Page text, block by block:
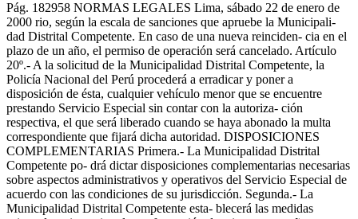
Pág. 182958 NORMAS LEGALES Lima, sábado 22 de enero de
2000 rio, según la escala de sanciones que apruebe la Municipali-
dad Distrital Competente. En caso de una nueva reinciden- cia en el
plazo de un año, el permiso de operación será cancelado. Artículo
20º.- A la solicitud de la Municipalidad Distrital Competente, la
Policía Nacional del Perú procederá a erradicar y poner a
disposición de ésta, cualquier vehículo menor que se encuentre
prestando Servicio Especial sin contar con la autoriza- ción
respectiva, el que será liberado cuando se haya abonado la multa
correspondiente que fijará dicha autoridad. DISPOSICIONES
COMPLEMENTARIAS Primera.- La Municipalidad Distrital
Competente po- drá dictar disposiciones complementarias necesarias
sobre aspectos administrativos y operativos del Servicio Especial de
acuerdo con las condiciones de su jurisdicción. Segunda.- La
Municipalidad Distrital Competente esta- blecerá las medidas